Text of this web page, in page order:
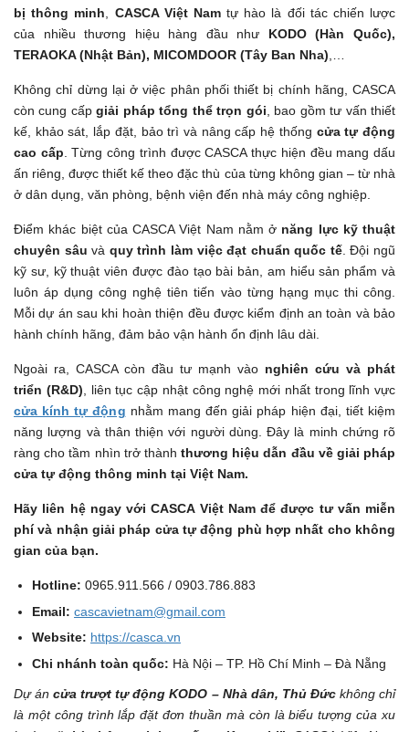
bị thông minh
CASCA Việt Namtự hào là đối tác chiến lược
của nhiều thương hiệu hàng đầu như KODO (Hàn Quốc),
TERAOKA (Nhật Bản), MICOMDOOR (Tây Ban Nha)
Không chỉ dừng lại ở việc phân phối thiết bị chính hãng, CASCA
còn cung cấpgiải pháp tổng thể trọn gói , bao gồm tư vấn thiết
kế, khảo sát, lắp đặt, bảo trì và nâng cấp hệ thống cửa tự động
cao cấp . Từng công trình được CASCA thực hiện đều mang dấu
ấn riêng, được thiết kế theo đặc thù của từng không gian – từ nhà
ở dân dụng, văn phòng, bệnh viện đến nhà máy công nghiệp.
Điểm khác biệt của CASCA Việt Nam nằm ở năng lực kỹ thuật
chuyên sâu và quy trình làm việc đạt chuẩn quốc tế. Đội ngũ
kỹ sư, kỹ thuật viên được đào tạo bài bản, am hiểu sản phẩm và
luôn áp dụng công nghệ tiên tiến vào từng hạng mục thi công.
Mỗi dự án sau khi hoàn thiện đều được kiểm định an toàn và bảo
hành chính hãng, đảm bảo vận hành ổn định lâu dài.
Ngoài ra, CASCA còn đầu tư mạnh vào nghiên cứu và phát
triển (R&D) , liên tục cập nhật công nghệ mới nhất trong lĩnh vực
cửa kính tự động nhằm mang đến giải pháp hiện đại, tiết kiệm
năng lượng và thân thiện với người dùng. Đây là minh chứng rõ
ràng cho tầm nhìn trở thành thương hiệu dẫn đầu về giải pháp
cửa tự động thông minh tại Việt Nam.
Hãy liên hệ ngay với CASCA Việt Nam để được tư vấn miễn
phí và nhận giải pháp cửa tự động phù hợp nhất cho không
gian của bạn.
Hotline: 0965.911.566 / 0903.786.883
Email: cascavietnam@gmail.com
Website: https://casca.vn
Chi nhánh toàn quốc: Hà Nội – TP. Hồ Chí Minh – Đà Nẵng
Dự áncửa trượt tự động KODO – Nhà dân, Thủ Đứckhông chỉ
là một công trình lắp đặt đơn thuần mà còn là biểu tượng của xu